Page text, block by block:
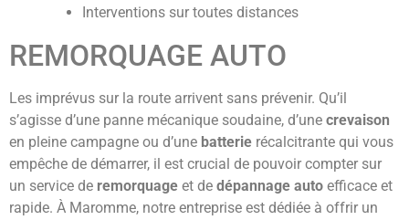
Interventions sur toutes distances
REMORQUAGE AUTO
Les imprévus sur la route arrivent sans prévenir. Qu’il
s’agisse d’une panne mécanique soudaine, d’une crevaison
en pleine campagne ou d’une batterie récalcitrante qui vous
empêche de démarrer, il est crucial de pouvoir compter sur
un service de remorquage et de dépannage auto efficace et
rapide. À Maromme, notre entreprise est dédiée à offrir un